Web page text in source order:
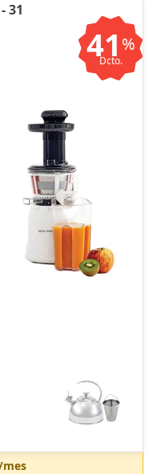
31
41 %
Dcto.